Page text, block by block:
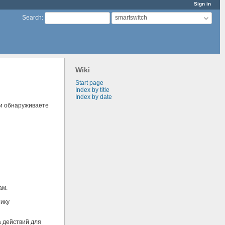
Sign in
Search: smartswitch
Wiki
Start page
Index by title
Index by date
обнаруживаете
для